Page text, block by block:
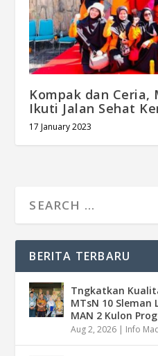
Kompak dan Ceria,
Ikuti Jalan Sehat
17 January 2023
BERITA TERBARU
Tngkatkan
MTsN 10
MAN 2 Kulon
Aug 2, 2026 | Info